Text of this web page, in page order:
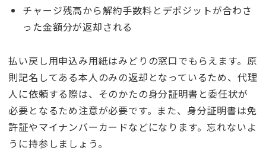
チャージ残高から解約手数料とデポジットが合わさ
った金額分が返却される
払い戻し用申込み用紙はみどりの窓口でもらえます。原
則記名してある本人のみの返却となっているため、代理
人に依頼する際は、そのかたの身分証明書と委任状が
必要となるため注意が必要です。また、身分証明書は免
許証やマイナンバーカードなどになります。忘れないよ
うに持参しましょう。